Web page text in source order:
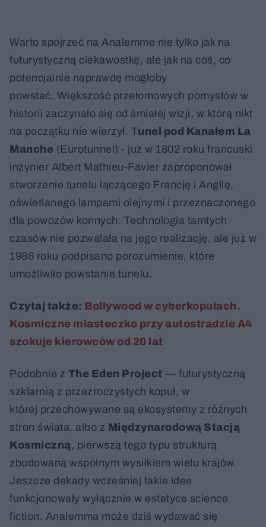
Warto spojrzeć na Analemme nie tylko jak na
futurystyczną ciekawostkę, ale jak na coś, co
potencjalnie naprawdę mogłoby
powstać. Większość przełomowych pomysłów w
historii zaczynało się od śmiałej wizji, w którą nikt
na początku nie wierzył. Tunel pod Kanałem La
Manche (Eurotunnel) - już w 1802 roku francuski
inżynier Albert Mathieu-Favier zaproponował
stworzenie tunelu łączącego Francję i Anglię,
oświetlanego lampami olejnymi i przeznaczonego
dla powozów konnych. Technologia tamtych
czasów nie pozwalała na jego realizację, ale już w
1986 roku podpisano porozumienie, które
umożliwiło powstanie tunelu.
Czytaj także: Bollywood w cyberkopułach.
Kosmiczne miasteczko przy autostradzie A4
szokuje kierowców od 20 lat
Podobnie z The Eden Project — futurystyczną
szklarnią z przezroczystych kopuł, w
której przechowywane są ekosystemy z różnych
stron świata, albo z Międzynarodową Stacją
Kosmiczną, pierwszą tego typu strukturą
zbudowaną wspólnym wysiłkiem wielu krajów.
Jeszcze dekady wcześniej takie idee
funkcjonowały wyłącznie w estetyce science
fiction. Analemma może dziś wydawać się